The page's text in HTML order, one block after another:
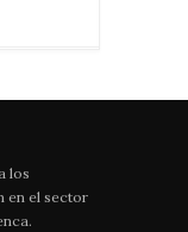
los
en el sector